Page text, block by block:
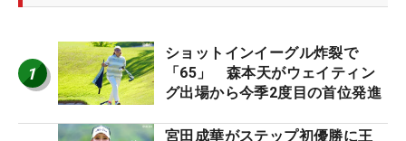
1
ショットインイーグル炸裂で
「65」 森本天がウェイティン
グ出場から今季2度目の首位発進
宮田成華がステップ初優勝に王